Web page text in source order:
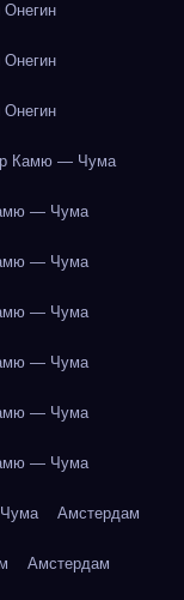
Камю — Чума
— Чума
— Чума
— Чума
— Чума
— Чума
— Чума
Амстердам
Амстердам